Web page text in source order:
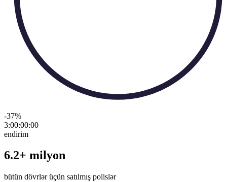
-37%
3:00:00:00
endirim
6.2+ milyon
bütün dövrlər üçün satılmış polislər